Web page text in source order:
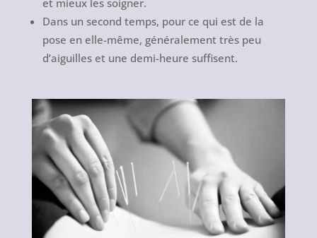
et mieux les soigner.
Dans un second temps, pour ce qui est de la
pose en elle-même, généralement très peu
d’aiguilles et une demi-heure suffisent.